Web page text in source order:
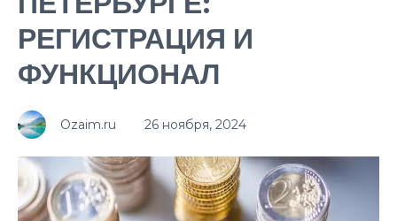
РЕГИСТРАЦИЯ И
ФУНКЦИОНАЛ
Ozaim.ru 26 ноября, 2024